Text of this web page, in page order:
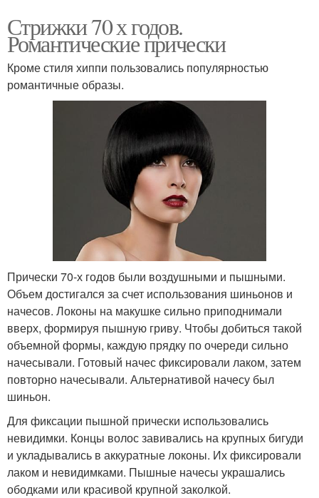
Стрижки 70 х годов.
Романтические прически
Кроме стиля хиппи пользовались популярностью
романтичные образы.
Прически 70-х годов были воздушными и пышными.
Объем достигался за счет использования шиньонов и
начесов. Локоны на макушке сильно приподнимали
вверх, формируя пышную гриву. Чтобы добиться такой
объемной формы, каждую прядку по очереди сильно
начесывали. Готовый начес фиксировали лаком, затем
повторно начесывали. Альтернативой начесу был
шиньон.
Для фиксации пышной прически использовались
невидимки. Концы волос завивались на крупных бигуди
и укладывались в аккуратные локоны. Их фиксировали
лаком и невидимками. Пышные начесы украшались
ободками или красивой крупной заколкой.